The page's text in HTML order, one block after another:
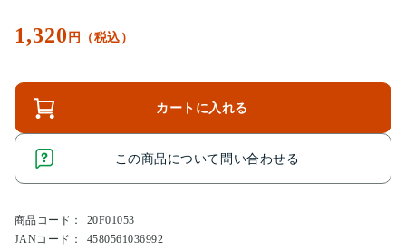
1,320 円（税込）
カートに入れる
この商品について問い合わせる
商品コード：
20F01053
JANコード：
4580561036992